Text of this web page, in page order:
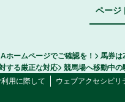
ページ
ホームページでご確認を！ 馬券は
する厳正な対応
競馬場へ移動中
利用に際して ウェブアクセシビリ